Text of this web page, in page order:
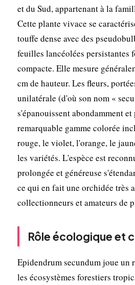
et du Sud, appartenant à la
Cette plante vivace se
touffe dense avec des
feuilles lancéolées persistantes
compacte. Elle mesure
cm de hauteur. Les fleurs,
unilatérale (d'où son nom «
s'épanouissent abondamment et
remarquable gamme colorée
rouge, le violet, l'orange, le
les variétés. L'espèce est
prolongée et généreuse
ce qui en fait une orchidée très
collectionneurs et amateurs de
Rôle écologique et
Epidendrum secundum joue un
les écosystèmes forestiers